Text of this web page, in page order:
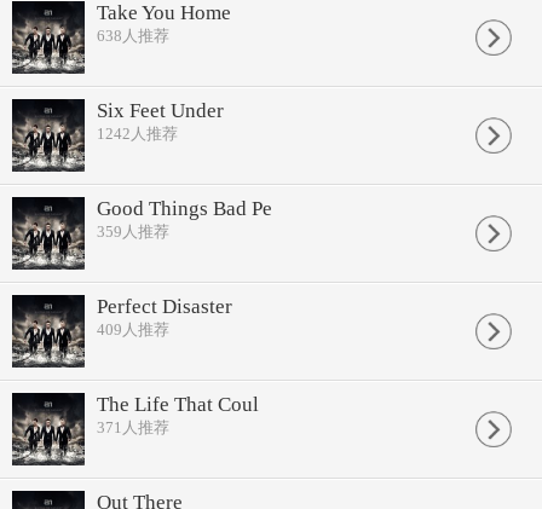
Take You Home
638 人推荐
Six Feet Under
1242 人推荐
Good Things Bad Pe
359 人推荐
Perfect Disaster
409 人推荐
The Life That Coul
371 人推荐
Out There